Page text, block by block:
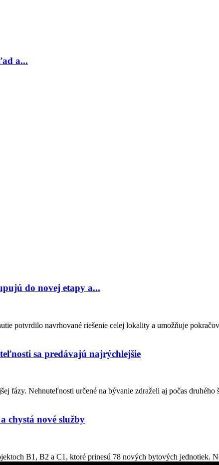
a...
do novej etapy a...
potvrdilo navrhované riešenie celej lokality a umožňuje
sa predávajú najrýchlejšie
fázy. Nehnuteľnosti určené na bývanie zdraželi aj počas druhého
chystá nové služby
B1, B2 a C1, ktoré prinesú 78 nových bytových jednotiek.